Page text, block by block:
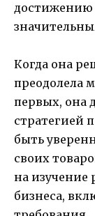
достижению
Когда она
преодолела
первых, она
стратегией
быть
своих
на изучение
бизнеса,